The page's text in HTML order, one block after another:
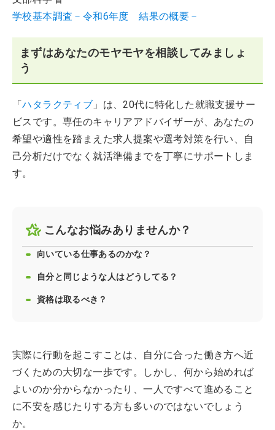
学校基本調査－令和6年度 結果の概要－
まずはあなたのモヤモヤを相談してみましょ
う
「ハタラクティブ 」は、20代に特化した就職支援サー
ビスです。専任のキャリアアドバイザーが、あなたの
希望や適性を踏まえた求人提案や選考対策を行い、自
己分析だけでなく就活準備までを丁寧にサポートしま
す。
こんなお悩みありませんか？
向いている仕事あるのかな？
自分と同じような人はどうしてる？
資格は取るべき？
実際に行動を起こすことは、自分に合った働き方へ近
づくための大切な一歩です。しかし、何から始めれば
よいのか分からなかったり、一人ですべて進めること
に不安を感じたりする方も多いのではないでしょう
か。